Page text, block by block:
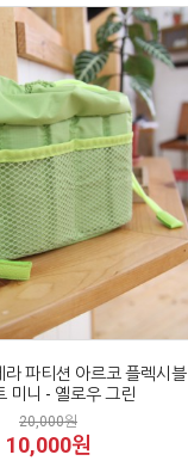
라 파티션 아르코 플렉시블
미니 - 옐로우 그린
20,000원
10,000원